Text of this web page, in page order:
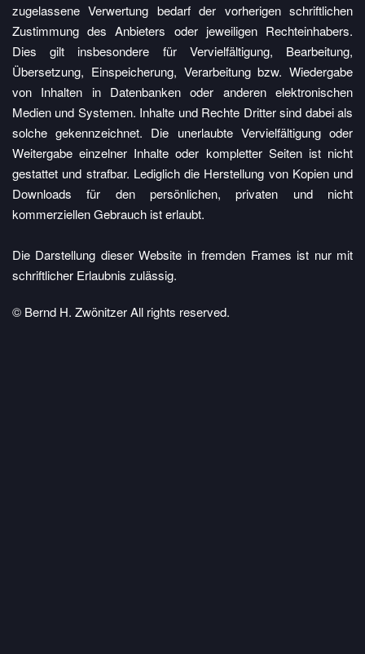
zugelassene Verwertung bedarf der vorherigen schriftlichen
Zustimmung des Anbieters oder jeweiligen Rechteinhabers.
Dies gilt insbesondere für Vervielfältigung, Bearbeitung,
Übersetzung, Einspeicherung, Verarbeitung bzw. Wiedergabe
von Inhalten in Datenbanken oder anderen elektronischen
Medien und Systemen. Inhalte und Rechte Dritter sind dabei als
solche gekennzeichnet. Die unerlaubte Vervielfältigung oder
Weitergabe einzelner Inhalte oder kompletter Seiten ist nicht
gestattet und strafbar. Lediglich die Herstellung von Kopien und
Downloads für den persönlichen, privaten und nicht
kommerziellen Gebrauch ist erlaubt.
Die Darstellung dieser Website in fremden Frames ist nur mit
schriftlicher Erlaubnis zulässig.
© Bernd H. Zwönitzer All rights reserved.